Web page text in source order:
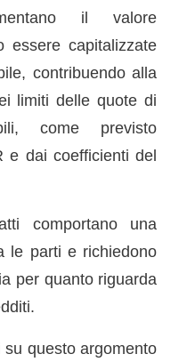
il valore
essere capitalizzate
contribuendo alla
limiti delle quote di
come previsto
e dai coefficienti del
comportano una
le parti e richiedono
per quanto riguarda
questo argomento